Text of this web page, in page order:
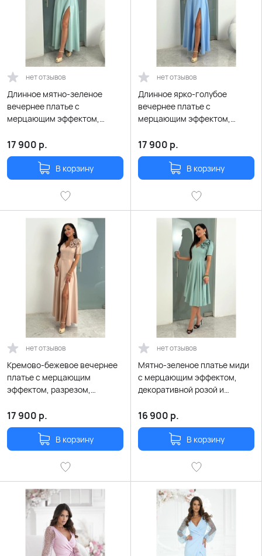
нет отзывов
Длинное мятно-зеленое
вечернее платье с
мерцающим эффектом,
розой и поясом
17 900 р.
В корзину
нет отзывов
Длинное ярко-голубое
вечернее платье с
мерцающим эффектом,
розой и поясом
17 900 р.
В корзину
нет отзывов
Кремово-бежевое вечернее
платье с мерцающим
эффектом, разрезом,
поясом
17 900 р.
В корзину
нет отзывов
Мятно-зеленое платье миди
с мерцающим эффектом,
декоративной розой и
16 900 р.
В корзину